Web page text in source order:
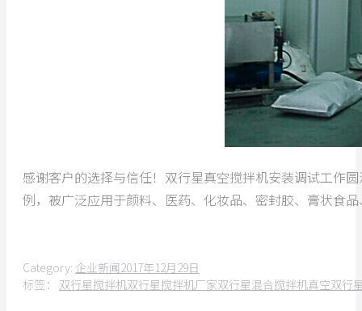
感谢客户的选择与信任！双行星真空搅拌机安装调试工作
例，被广泛应用于颜料、医药、化妆品、密封胶、膏状食
Category: 企业新闻2017年12月29日
标签： 双行星搅拌机双行星搅拌机厂家双行星混合搅拌机真空双行